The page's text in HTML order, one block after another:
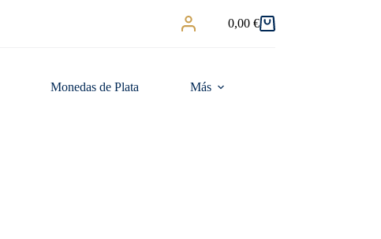
Carro
0,00 €
Monedas de Plata Más